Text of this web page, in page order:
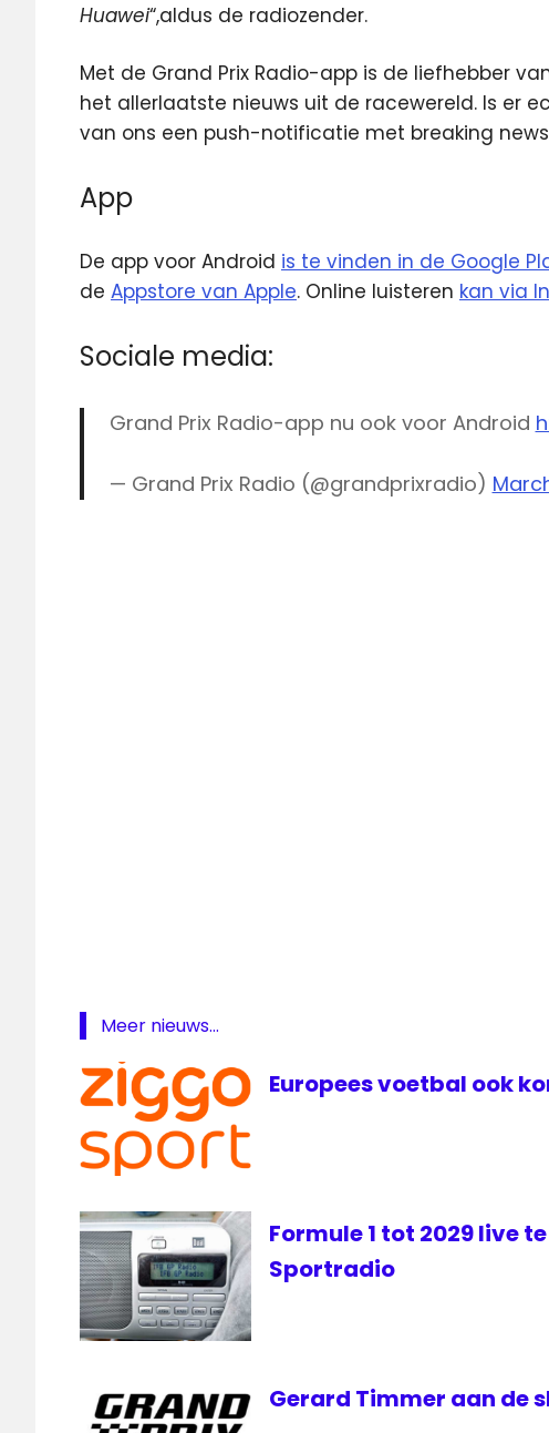
Huawei“,aldus de radiozender.
Met de Grand Prix Radio-app is de liefhebber
het allerlaatste nieuws uit de racewereld. Is er
van ons een push-notificatie met breaking
App
De app voor Android is te vinden in de Google
de Appstore van Apple. Online luisteren kan via
Sociale media:
Grand Prix Radio-app nu ook voor Android
— Grand Prix Radio (@grandprixradio)
Meer nieuws...
Europees voetbal ook
Formule 1 tot 2029 live
Sportradio
Gerard Timmer aan de